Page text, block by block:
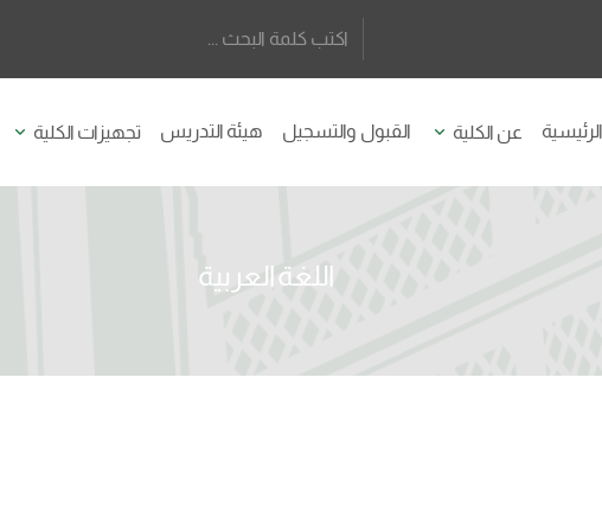
الرئيسية عن الكلية القبول والتسجيل هيئة التدريس تجهيزات الكلية
اللغة العربية